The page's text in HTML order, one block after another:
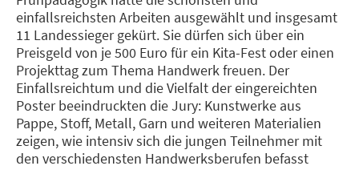
einfallsreichsten Arbeiten ausgewählt und insgesamt
11 Landessieger gekürt. Sie dürfen sich über ein
Preisgeld von je 500 Euro für ein Kita-Fest oder einen
Projekttag zum Thema Handwerk freuen. Der
Einfallsreichtum und die Vielfalt der eingereichten
Poster beeindruckten die Jury: Kunstwerke aus
Pappe, Stoff, Metall, Garn und weiteren Materialien
zeigen, wie intensiv sich die jungen Teilnehmer mit
den verschiedensten Handwerksberufen befasst